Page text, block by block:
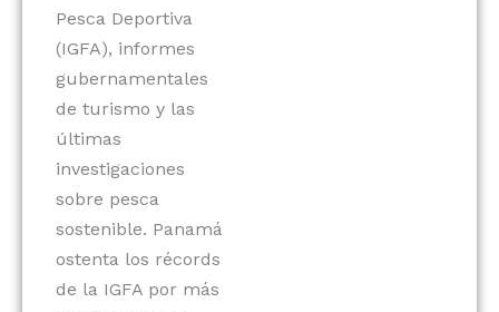
Pesca Deportiva
(IGFA), informes
gubernamentales
de turismo y las
últimas
investigaciones
sobre pesca
sostenible. Panamá
ostenta los récords
de la IGFA por más